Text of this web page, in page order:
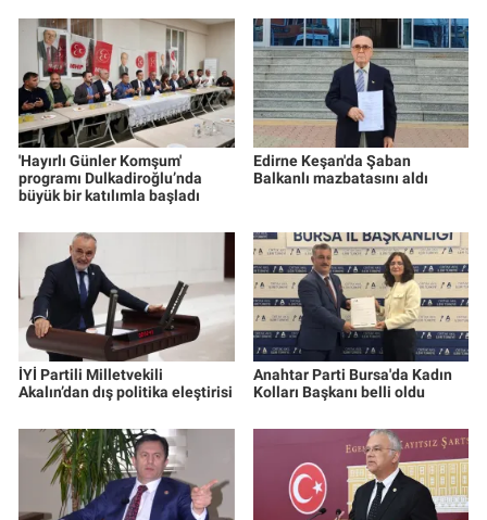
'Hayırlı Günler Komşum'
programı Dulkadiroğlu’nda
büyük bir katılımla başladı
Edirne Keşan'da Şaban
Balkanlı mazbatasını aldı
İYİ Partili Milletvekili
Akalın’dan dış politika eleştirisi
Anahtar Parti Bursa'da Kadın
Kolları Başkanı belli oldu